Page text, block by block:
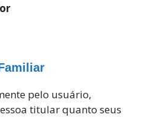
pelo usuário,
titular quanto seus